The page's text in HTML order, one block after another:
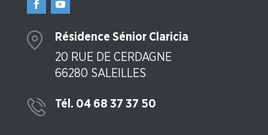
Résidence Sénior Claricia
20 RUE DE CERDAGNE
66280 SALEILLES
Tél. 04 68 37 37 50